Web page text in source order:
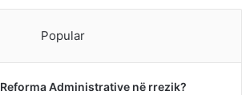
Popular
Reforma Administrative në rrezik?